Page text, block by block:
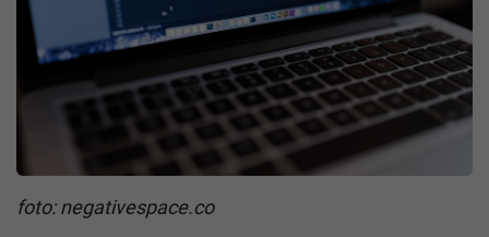
foto: negativespace.co